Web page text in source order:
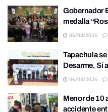
Gobernador
medalla
06/08/2026
Tapachula
Desarme, Sí
06/08/2026
Menor de 10
accidente